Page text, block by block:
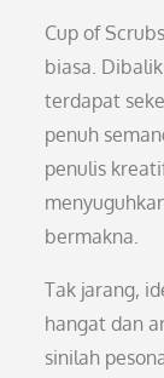
Cup of
biasa.
terdapat
penuh
penulis
bermakna.
Tak jarang,
hangat dan
sinilah